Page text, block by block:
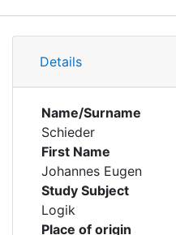
Details
Name/Surname
Schieder
First Name
Johannes Eugen
Study Subject
Logik
Place of origin